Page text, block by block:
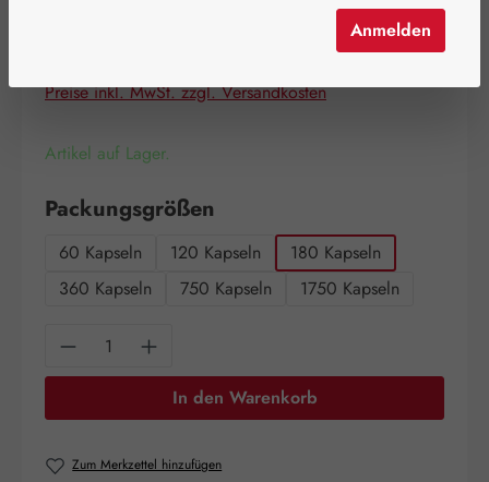
Preise inkl. MwSt. zzgl. Versandkosten
Artikel auf Lager.
Packungsgrößen
60 Kapseln 120 Kapseln
180 Kapseln
360 Kapseln
750 Kapseln 1750 Kapseln
Produkt Anzahl: Gib den gewünschten
In den Warenkorb
Zum Merkzettel hinzufügen
Anmelden